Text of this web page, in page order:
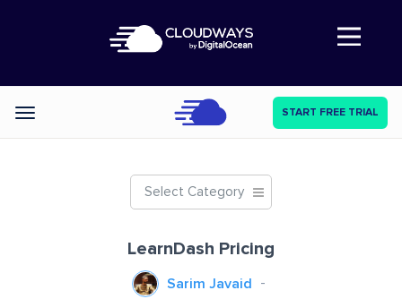
Abre a navegação
Categories START FREE TRIAL
Select Category
LearnDash Pricing
Sarim Javaid